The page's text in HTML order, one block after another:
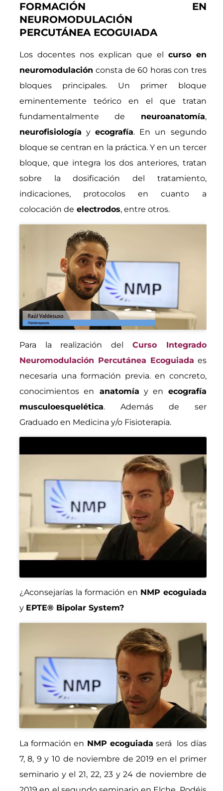
FORMACIÓN EN
NEUROMODULACIÓN
PERCUTÁNEA ECOGUIADA
Los docentes nos explican que el curso en
neuromodulaciónconsta de 60 horas con tres
bloques principales. Un primer bloque
eminentemente teórico en el que tratan
fundamentalmente de neuroanatomía,
neurofisiología yecografía. En un segundo
bloque se centran en la práctica. Y en un tercer
bloque, que integra los dos anteriores, tratan
sobre la dosificación del tratamiento,
indicaciones, protocolos en cuanto a
colocación de electrodos, entre otros.
Para la realización del Curso Integrado
Neuromodulación Percutánea Ecoguiada es
necesaria una formación previa. en concreto,
conocimientos en anatomía y en ecografía
musculoesquelética. Además de ser
Graduado en Medicina y/o Fisioterapia.
¿Aconsejarías la formación en NMP ecoguiada
y EPTE® Bipolar System?
La formación en NMP ecoguiada será los días
7, 8, 9 y 10 de noviembre de 2019 en el primer
seminario y el 21, 22, 23 y 24 de noviembre de